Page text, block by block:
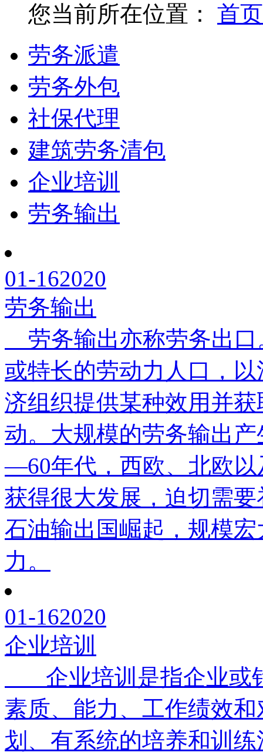
您当前所在位置：
首页
劳务派遣
劳务外包
社保代理
建筑劳务清包
企业培训
劳务输出
01-162020
劳务输出
劳务输出亦称劳务出口
或特长的劳动力人口，
济组织提供某种效用并
动。大规模的劳务输出
—60年代，西欧、北欧
获得很大发展，迫切需
石油输出国崛起，规模
力。
01-162020
企业培训
企业培训是指企业或
素质、能力、工作绩效
划、有系统的培养和训